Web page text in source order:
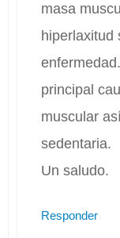
masa
hiperlaxitud
principal
muscular
sedentaria.
Un saludo.
Responder